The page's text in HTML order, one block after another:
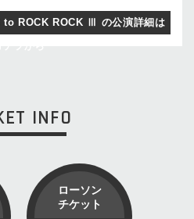
to ROCK ROCK Ⅲ の公演詳細は
INFO
ローソン
チケット